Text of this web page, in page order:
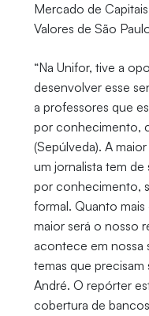
Mercado de
Valores de São
“Na Unifor, tive a
desenvolver esse
a professores que
por conhecimento,
(Sepúlveda). A
um jornalista tem
por conhecimento,
formal. Quanto
maior será o nosso
acontece em nossa
temas que precisam
André. O repórter
cobertura de